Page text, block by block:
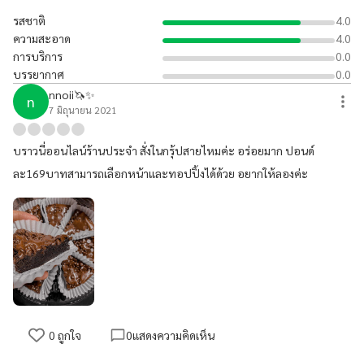
รสชาติ
4.0
ความสะอาด
4.0
การบริการ
0.0
บรรยากาศ
0.0
n nnoii🦄✨
7 มิถุนายน 2021
บราวนี่ออนไลน์ร้านประจำ สั่งในกรุ้ปสายไหมค่ะ อร่อยมาก ปอนด์
ละ169บาทสามารถเลือกหน้าและทอปปิ้งได้ด้วย อยากให้ลองค่ะ
0 ถูกใจ 0แสดงความคิดเห็น